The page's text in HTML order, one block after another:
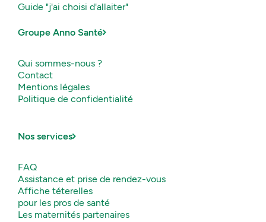
Guide "j'ai choisi d'allaiter"
Groupe Anno Santé
Qui sommes-nous ?
Contact
Mentions légales
Politique de confidentialité
Nos services
FAQ
Assistance et prise de rendez-vous
Affiche téterelles
pour les pros de santé
Les maternités partenaires